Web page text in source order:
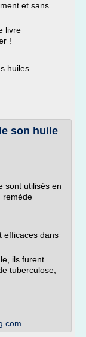
et sans
livre
!
huiles...
son huile
sont utilisés en
remède
efficaces dans
ils furent
tuberculose,